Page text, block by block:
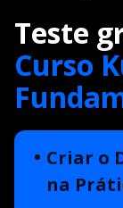
Teste
Curso
Criar o
na